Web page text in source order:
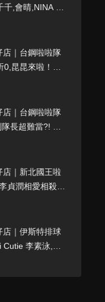
,會晴,NINA 爆
包遇上大剌剌，
店｜台鋼啦啦隊
昆昆來啦！真
留情，首度揭露
店｜台鋼啦啦隊
長超難當?! 芃
露 ，最不受控的
店｜新北國王啦
貞潤相愛相殺互
！心動注意！女
店｜伊斯特排球
李素泳,朴
啦！自爆其實都